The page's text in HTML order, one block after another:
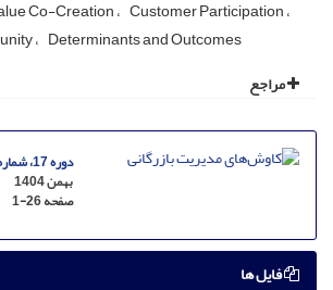
Co-Creation Customer Participation
Determinants and Outcomes
مراجع
دوره 17، شماره 42
بهمن 1404
صفحه1-26
فایل ها